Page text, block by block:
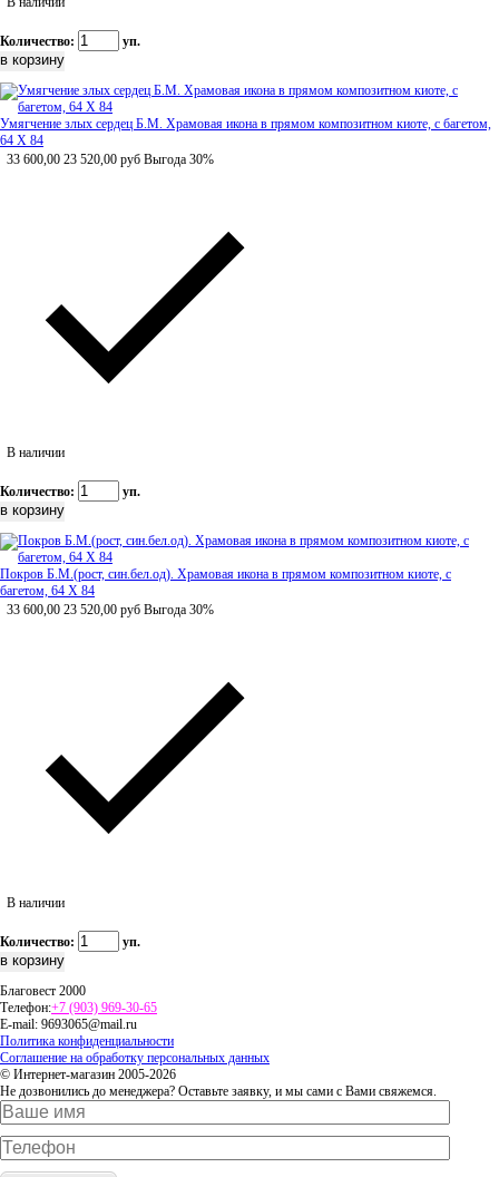
Количество: уп.
Умягчение злых сердец Б.М. Храмовая икона в прямом композитном киоте, с багетом,
64 Х 84
33 600,00 23 520,00 руб Выгода 30%
В наличии
Количество: уп.
Покров Б.М.(рост, син.бел.од). Храмовая икона в прямом композитном киоте, с
багетом, 64 Х 84
33 600,00 23 520,00 руб Выгода 30%
В наличии
Количество: уп.
Благовест 2000
Телефон:+7 (903) 969-30-65
E-mail: 9693065@mail.ru
Политика конфиденциальности
Соглашение на обработку персональных данных
© Интернет-магазин 2005-2026
Не дозвонились до менеджера? Оставьте заявку, и мы сами с Вами свяжемся.